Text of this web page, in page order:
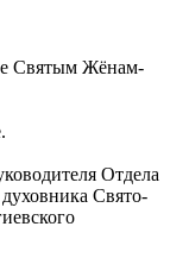
Святым Жёнам-
Отдела
Свято-